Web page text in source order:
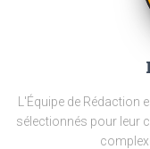
L'Équipe de
sélectionnés pour leur